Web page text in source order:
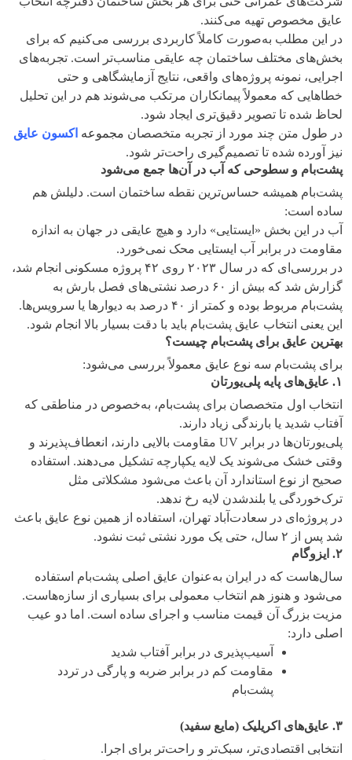
عایق مخصوص تهیه می‌کنند.
در این مطلب به‌صورت کاملاً کاربردی بررسی می‌کنیم که برای
بخش‌های مختلف ساختمان چه عایقی مناسب‌تر است. تجربه‌های
اجرایی، نمونه پروژه‌های واقعی، نتایج آزمایشگاهی و حتی
خطاهایی که معمولاً پیمانکاران مرتکب می‌شوند هم در این تحلیل
لحاظ شده تا تصویر دقیق‌تری ایجاد شود.
در طول متن چند مورد از تجربه متخصصان مجموعه اکسون عایق
نیز آورده شده تا تصمیم‌گیری راحت‌تر شود.
پشت‌بام و سطوحی که آب در آن‌ها جمع می‌شود
پشت‌بام همیشه حساس‌ترین نقطه ساختمان است. دلیلش هم
ساده است:
آب در این بخش «ایستایی» دارد و هیچ عایقی در جهان به اندازه
مقاومت در برابر آب ایستایی محک نمی‌خورد.
در بررسی‌ای که در سال ۲۰۲۳ روی ۴۲ پروژه مسکونی انجام شد،
گزارش شد که بیش از ۶۰ درصد نشتی‌های فصل بارش به
پشت‌بام مربوط بوده و کمتر از ۴۰ درصد به دیوارها یا سرویس‌ها.
این یعنی انتخاب عایق پشت‌بام باید با دقت بسیار بالا انجام شود.
بهترین عایق برای پشت‌بام چیست؟
برای پشت‌بام سه نوع عایق معمولاً بررسی می‌شود:
۱. عایق‌های پایه پلی‌یورتان
انتخاب اول متخصصان برای پشت‌بام، به‌خصوص در مناطقی که
آفتاب شدید یا بارندگی زیاد دارند.
پلی‌یورتان‌ها در برابر UV مقاومت بالایی دارند، انعطاف‌پذیرند و
وقتی خشک می‌شوند یک لایه یکپارچه تشکیل می‌دهند. استفاده
صحیح از نوع استاندارد آن باعث می‌شود مشکلاتی مثل
ترک‌خوردگی یا بلندشدن لایه رخ ندهد.
در پروژه‌ای در سعادت‌آباد تهران، استفاده از همین نوع عایق باعث
شد پس از ۲ سال، حتی یک مورد نشتی ثبت نشود.
۲. ایزوگام
سال‌هاست که در ایران به‌عنوان عایق اصلی پشت‌بام استفاده
می‌شود و هنوز هم انتخاب معمولی برای بسیاری از سازه‌هاست.
مزیت بزرگ آن قیمت مناسب و اجرای ساده است. اما دو عیب
اصلی دارد:
آسیب‌پذیری در برابر آفتاب شدید
مقاومت کم در برابر ضربه و پارگی در تردد
پشت‌بام
۳. عایق‌های اکریلیک (مایع سفید)
انتخابی اقتصادی‌تر، سبک‌تر و راحت‌تر برای اجرا.